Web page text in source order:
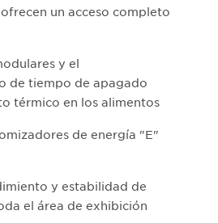
un acceso completo
y el
de tiempo de apagado
térmico en los alimentos
de energía "E"
y estabilidad de
el área de exhibición